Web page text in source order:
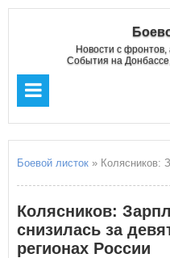
Новости с
События на
Боевой листок » Колясников: Зарплата
Колясников:
снизилась за
регионах России